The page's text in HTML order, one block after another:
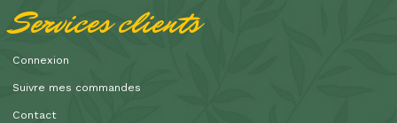
Services clients
Connexion
Suivre mes commandes
Contact